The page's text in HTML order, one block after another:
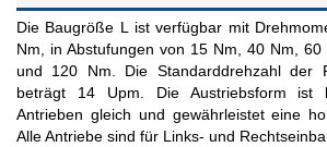
Die Baugröße L ist verfügbar mit
Nm, in Abstufungen von 15 Nm, 40 Nm,
und 120 Nm. Die Standarddrehzahl der
beträgt 14 Upm. Die Austriebsform ist
Antrieben gleich und gewährleistet eine
Alle Antriebe sind für Links- und